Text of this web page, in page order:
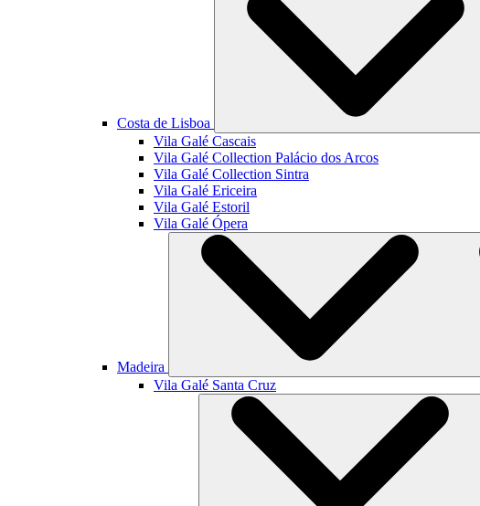
Costa de Lisboa
Vila Galé Cascais
Vila Galé Collection Palácio dos Arcos
Vila Galé Collection Sintra
Vila Galé Ericeira
Vila Galé Estoril
Vila Galé Ópera
Madeira
Vila Galé Santa Cruz